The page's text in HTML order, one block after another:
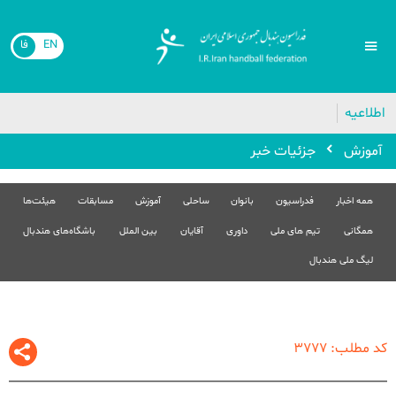
EN فا
اطلاعیه
🔴
آموزش
جزئیات خبر
همه اخبار فدراسیون بانوان ساحلی آموزش مسابقات هیئت‌ها
همگانی تیم های ملی داوری آقایان بین الملل باشگاه‌های هندبال
لیگ ملی هندبال
کد مطلب: 3777